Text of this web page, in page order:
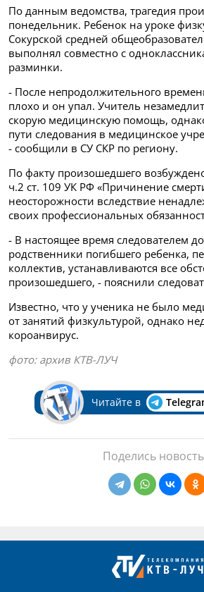
По данным ведомства, трагедия
понедельник. Ребенок на уроке
Сокурской средней
выполнял совместно с
разминки.
- После непродолжительного
плохо и он упал. Учитель
скорую медицинскую помощь,
пути следования в медицинское
- сообщили в СУ СКР по региону.
По факту произошедшего
ч.2 ст. 109 УК РФ «Причинение
неосторожности вследствие
своих профессиональных
- В настоящее время следователем
родственники погибшего ребенка,
коллектив, устанавливаются все
произошедшего, - пояснили
Известно, что у ученика не было
от занятий физкультурой, однако
короанвирус.
фото: архив КТВ-ЛУЧ
Читайте в
Поделись